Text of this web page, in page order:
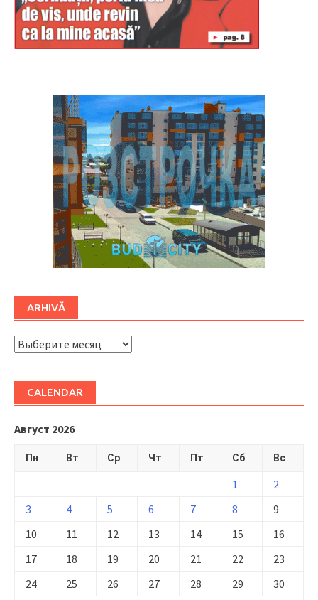
ARHIVĂ
ARHIVĂ
CALENDAR
Август 2026
Пн Вт Ср Чт Пт Сб Вс
1
2
3
4 5 6 7 8
9
10
11 12 13 14 15
16
17
18 19 20 21 22
23
24
25 26 27 28 29
30